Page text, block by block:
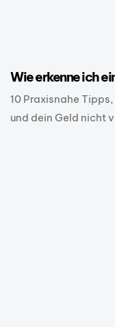
Wie erkenne ich
10 Praxisnahe
und dein Geld nicht